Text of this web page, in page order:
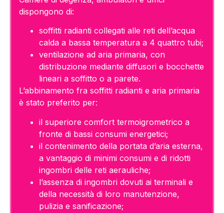
dispongono di:
soffitti radianti collegati alle reti dell’acqua
calda a bassa temperatura a 4 quattro tubi;
ventilazione ad aria primaria, con
distribuzione mediante diffusori e bocchette
lineari a soffitto o a parete.
L’abbinamento fra soffitti radianti e aria primaria
è stato preferito per:
il superiore comfort termoigrometrico a
fronte di bassi consumi energetici;
il contenimento della portata d’aria esterna,
a vantaggio di minimi consumi e di ridotti
ingombri delle reti aerauliche;
l’assenza di ingombri dovuti ai terminali e
della necessità di loro manutenzione,
pulizia e sanificazione;